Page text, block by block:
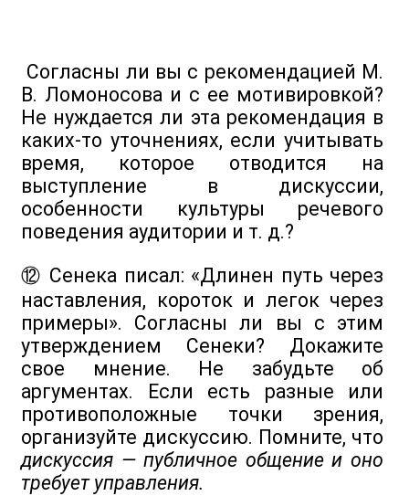
Согласны ли вы с рекомендацией М.
В. Ломоносова и с ее мотивировкой?
Не нуждается ли эта рекомендация в
каких-то уточнениях, если учитывать
время, которое отводится на
выступление в дискуссии,
особенности культуры речевого
поведения аудитории и т. д.?
⑫ Сенека писал: «Длинен путь через
наставления, короток и легок через
примеры». Согласны ли вы с этим
утверждением Сенеки? Докажите
свое мнение. Не забудьте об
аргументах. Если есть разные или
противоположные точки зрения,
организуйте дискуссию. Помните, что
дискуссия — публичное общение и оно
требует управления.